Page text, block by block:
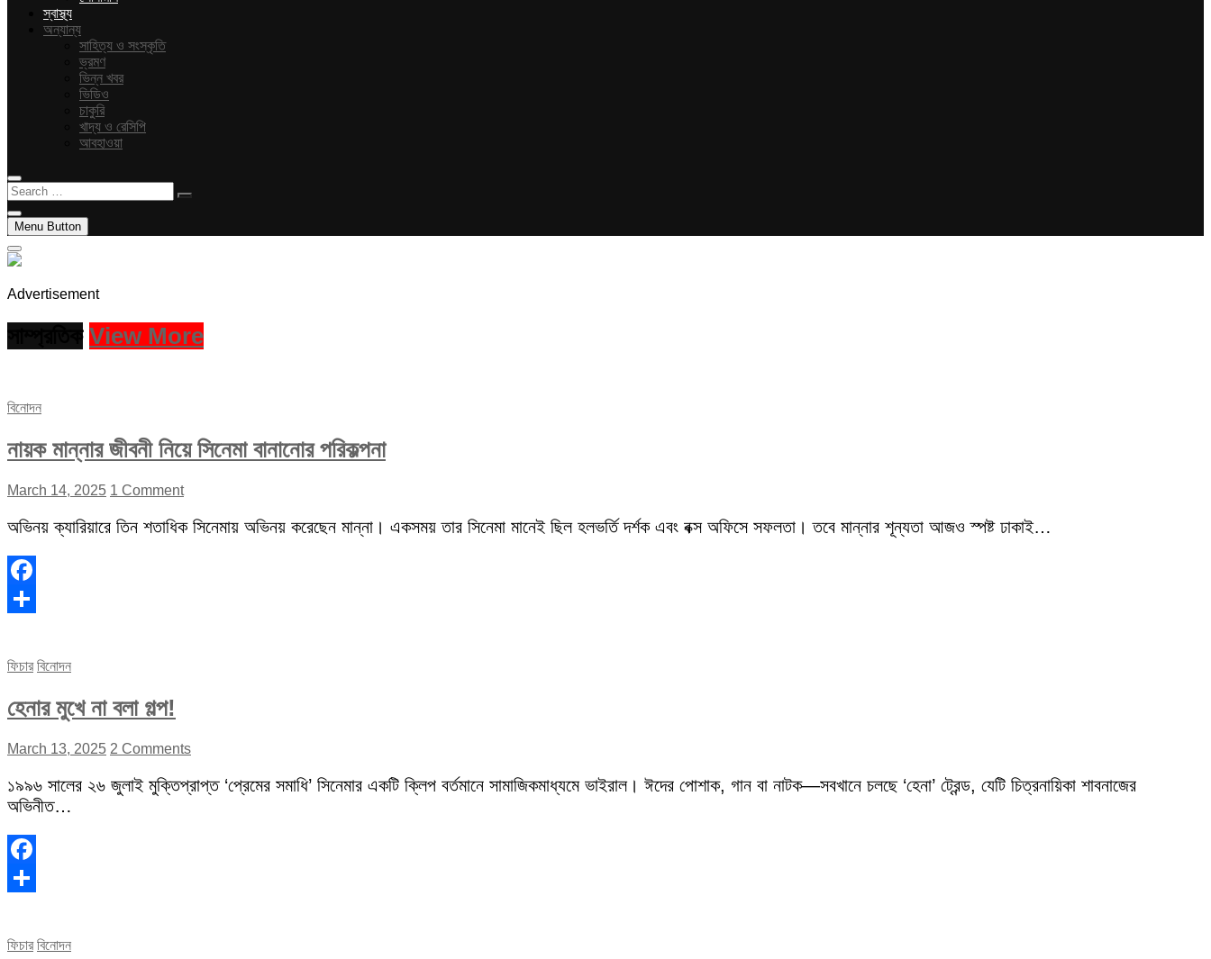
স্বাস্থ্য
অন্যান্য
সাহিত্য ও সংস্কৃতি
ভ্রমণ
ভিন্ন খবর
ভিডিও
চাকুরি
খাদ্য ও রেসিপি
আবহাওয়া
Search
…
Menu Button
Advertisement
View More
বিনোদন
নায়ক মান্নার জীবনী নিয়ে সিনেমা বানানোর পরিকল্পনা
March 14, 2025 1 Comment
অভিনয় ক্যারিয়ারে তিন শতাধিক সিনেমায় অভিনয় করেছেন মান্না। একসময় তার সিনেমা মানেই ছিল হলভর্তি দর্শক এবং বক্স অফিসে সফলতা। তবে মান্নার শূন্যতা আজও স্পষ্ট ঢাকাই…
Facebook
ফিচার বিনোদন
হেনার মুখে না বলা গল্প!
March 13, 2025 2 Comments
১৯৯৬ সালের ২৬ জুলাই মুক্তিপ্রাপ্ত ‘প্রেমের সমাধি’ সিনেমার একটি ক্লিপ বর্তমানে সামাজিকমাধ্যমে ভাইরাল। ঈদের পোশাক, গান বা নাটক—সবখানে চলছে ‘হেনা’ ট্রেন্ড, যেটি চিত্রনায়িকা শাবনাজের
অভিনীত…
Facebook
ফিচার বিনোদন